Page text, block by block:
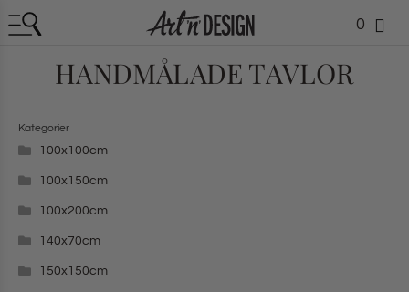
0
HANDMÅLADE TAVLOR
Kategorier
100x100cm
100x150cm
100x200cm
140x70cm
150x150cm